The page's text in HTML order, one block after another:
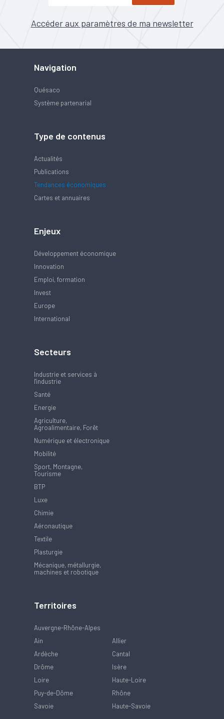
Accéder aux paramètres de ma newsletter
Navigation
Quésaco
Système partenarial
Type de contenus
Actualités
Publications
Tendances économiques
Cartes et annuaires
Enjeux
Développement économique
Innovation
Emploi, formation
Invest
Europe
International
Secteurs
Industrie et services à
l'industrie
Santé
Energie
Agriculture,
Agroalimentaire, Forêt
Numérique et électronique
Mobilité
Sport, Montagne,
Tourisme
BTP
Luxe
Chimie
Aéronautique
Textile
Plasturgie
Mécanique, métallurgie,
machines et robotique
Territoires
Auvergne-Rhône-Alpes
Ain
Allier
Ardèche
Cantal
Drôme
Isère
Loire
Haute-Loire
Puy-de-Dôme
Rhône
Savoie
Haute-Savoie